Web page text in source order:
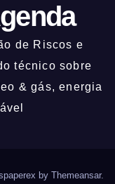
de Riscos e
técnico sobre
& gás, energia
by Themeansar.